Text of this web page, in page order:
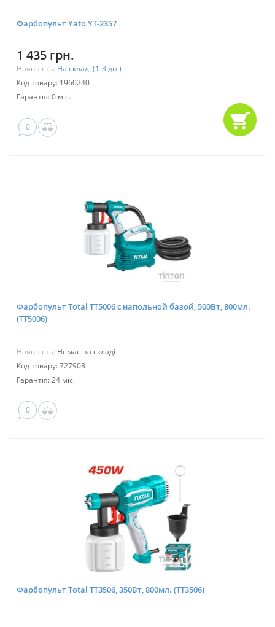
Фарбопульт Yato YT-2357
1 435 грн.
Наявність: На складі (1-3 дні)
Код товару: 1960240
Гарантія: 0 міс.
0
Фарбопульт Total TT5006 с напольной базой, 500Вт, 800мл.
(TT5006)
Наявність: Немає на складі
Код товару: 727908
Гарантія: 24 міс.
0
Фарбопульт Total TT3506, 350Вт, 800мл. (TT3506)